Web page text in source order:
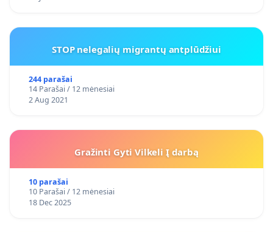
STOP nelegalių migrantų antplūdžiui
244 parašai
14 Parašai / 12 mėnesiai
2 Aug 2021
Gražinti Gyti Vilkeli Į darbą
10 parašai
10 Parašai / 12 mėnesiai
18 Dec 2025